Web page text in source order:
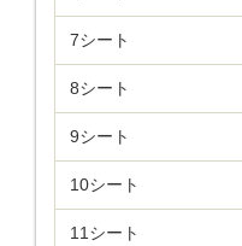
7シート
8シート
9シート
10シート
11シート